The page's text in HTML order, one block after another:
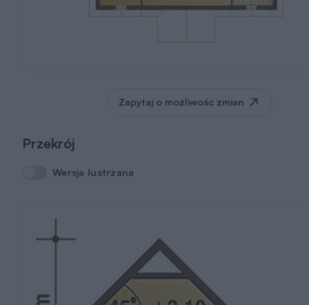
Zapytaj o możliwość zmian
Przekrój
Wersja lustrzana
Wersja lustrzana